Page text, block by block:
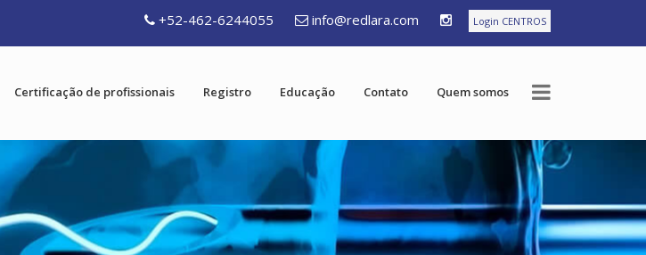
+52-462-6244055 info@redlara.com Login CENTROS
Certificação de profissionais Registro Educação Contato Quem somos